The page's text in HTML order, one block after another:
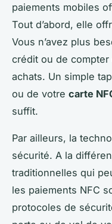
paiements mobiles
Tout d’abord, elle
Vous n’avez plus
crédit ou de
achats. Un simple
ou de votre carte
suffit.
Par ailleurs, la
sécurité. A la
traditionnelles qui
les paiements NFC
protocoles de